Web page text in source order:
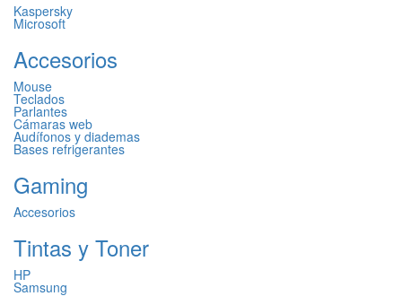
Kaspersky
Microsoft
Accesorios
Mouse
Teclados
Parlantes
Cámaras web
Audífonos y diademas
Bases refrigerantes
Gaming
Accesorios
Tintas y Toner
HP
Samsung